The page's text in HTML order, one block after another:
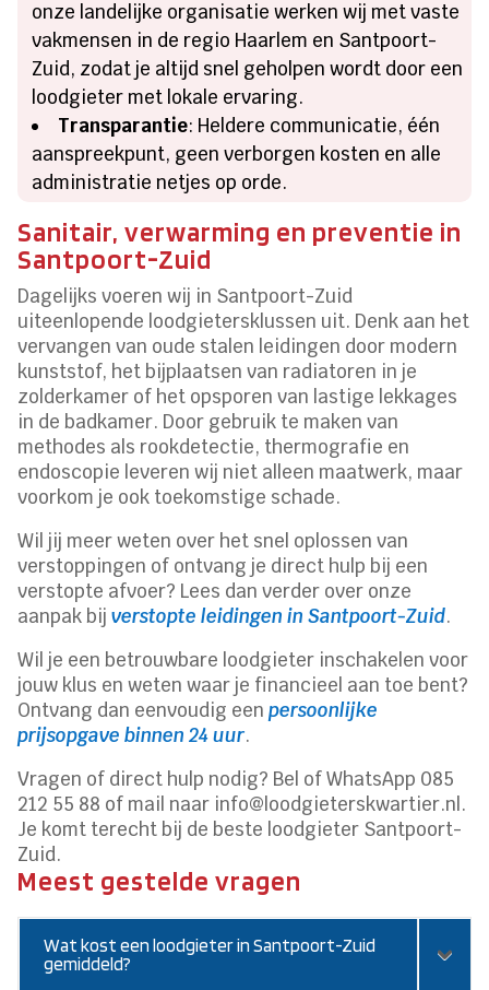
onze landelijke organisatie werken wij met vaste
vakmensen in de regio Haarlem en Santpoort-
Zuid, zodat je altijd snel geholpen wordt door een
loodgieter met lokale ervaring.
Transparantie: Heldere communicatie, één
aanspreekpunt, geen verborgen kosten en alle
administratie netjes op orde.
Sanitair, verwarming en preventie in
Santpoort-Zuid
Dagelijks voeren wij in Santpoort-Zuid
uiteenlopende loodgietersklussen uit. Denk aan het
vervangen van oude stalen leidingen door modern
kunststof, het bijplaatsen van radiatoren in je
zolderkamer of het opsporen van lastige lekkages
in de badkamer. Door gebruik te maken van
methodes als rookdetectie, thermografie en
endoscopie leveren wij niet alleen maatwerk, maar
voorkom je ook toekomstige schade.
Wil jij meer weten over het snel oplossen van
verstoppingen of ontvang je direct hulp bij een
verstopte afvoer? Lees dan verder over onze
aanpak bijverstopte leidingen in Santpoort-Zuid.
Wil je een betrouwbare loodgieter inschakelen voor
jouw klus en weten waar je financieel aan toe bent?
Ontvang dan eenvoudig eenpersoonlijke
prijsopgave binnen 24 uur.
Vragen of direct hulp nodig? Bel of WhatsApp 085
212 55 88 of mail naar info@loodgieterskwartier.nl.
Je komt terecht bij de beste loodgieter Santpoort-
Zuid.
Meest gestelde vragen
Wat kost een loodgieter in Santpoort-Zuid
gemiddeld?